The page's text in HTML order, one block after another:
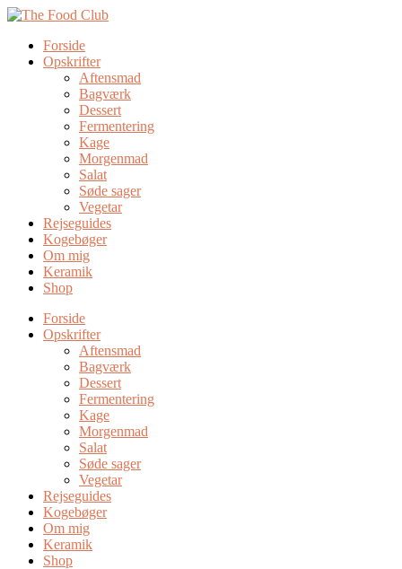
Forside
Opskrifter
Aftensmad
Bagværk
Dessert
Fermentering
Kage
Morgenmad
Salat
Søde sager
Vegetar
Rejseguides
Kogebøger
Om mig
Keramik
Shop
Forside
Opskrifter
Aftensmad
Bagværk
Dessert
Fermentering
Kage
Morgenmad
Salat
Søde sager
Vegetar
Rejseguides
Kogebøger
Om mig
Keramik
Shop